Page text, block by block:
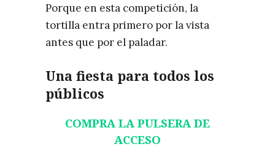
Porque en esta competición, la
tortilla entra primero por la vista
antes que por el paladar.
Una fiesta para todos los
públicos
COMPRA LA PULSERA DE
ACCESO